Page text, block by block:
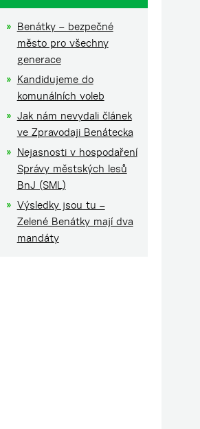
Benátky – bezpečné
město pro všechny
generace
Kandidujeme do
komunálních voleb
Jak nám nevydali článek
ve Zpravodaji Benátecka
Nejasnosti v hospodaření
Správy městských lesů
BnJ (SML)
Výsledky jsou tu –
Zelené Benátky mají dva
mandáty